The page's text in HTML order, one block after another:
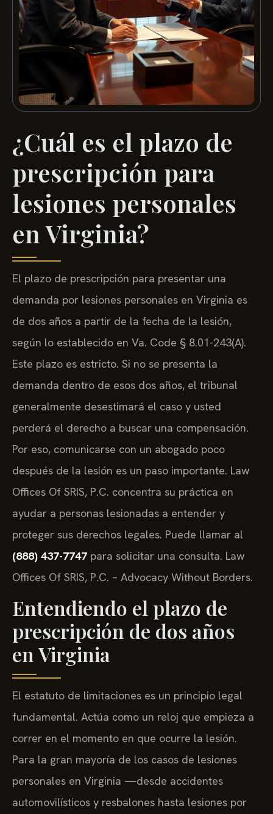
¿Cuál es el plazo de
prescripción para
lesiones personales
en Virginia?
El plazo de prescripción para presentar una
demanda por lesiones personales en Virginia es
de dos años a partir de la fecha de la lesión,
según lo establecido en Va. Code § 8.01-243(A).
Este plazo es estricto. Si no se presenta la
demanda dentro de esos dos años, el tribunal
generalmente desestimará el caso y usted
perderá el derecho a buscar una compensación.
Por eso, comunicarse con un abogado poco
después de la lesión es un paso importante. Law
Offices Of SRIS, P.C. concentra su práctica en
ayudar a personas lesionadas a entender y
proteger sus derechos legales. Puede llamar al
(888) 437-7747 para solicitar una consulta. Law
Offices Of SRIS, P.C. – Advocacy Without Borders.
Entendiendo el plazo de
prescripción de dos años
en Virginia
El estatuto de limitaciones es un principio legal
fundamental. Actúa como un reloj que empieza a
correr en el momento en que ocurre la lesión.
Para la gran mayoría de los casos de lesiones
personales en Virginia —desde accidentes
automovilísticos y resbalones hasta lesiones por